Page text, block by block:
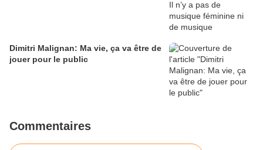
Dimitri Malignan: Ma vie, ça va être de
jouer pour le public
Commentaires